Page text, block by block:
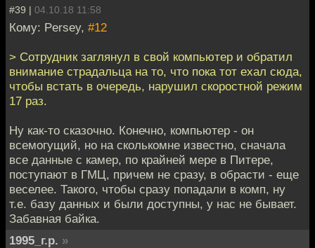
#39 | 04.10.18 11:58
Кому: Persey, #12
> Сотрудник заглянул в свой компьютер и обратил
внимание страдальца на то, что пока тот ехал сюда,
чтобы встать в очередь, нарушил скоростной режим
17 раз.
Ну как-то сказочно. Конечно, компьютер - он
всемогущий, но на сколькомне известно, сначала
все данные с камер, по крайней мере в Питере,
поступают в ГМЦ, причем не сразу, в обрасти - еще
веселее. Такого, чтобы сразу попадали в комп, ну
т.е. базу данных и были доступны, у нас не бывает.
Забавная байка.
1995_г.р. »